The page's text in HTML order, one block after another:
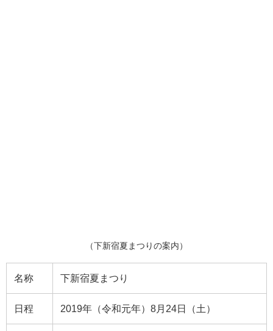
（下新宿夏まつりの案内）
名称 下新宿夏まつり
日程 2019年（令和元年）8月24日（土）